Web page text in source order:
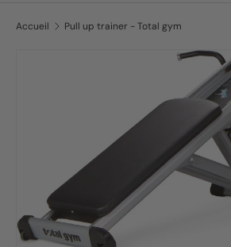
Accueil Pull up trainer - Total gym
Passer aux informations produits